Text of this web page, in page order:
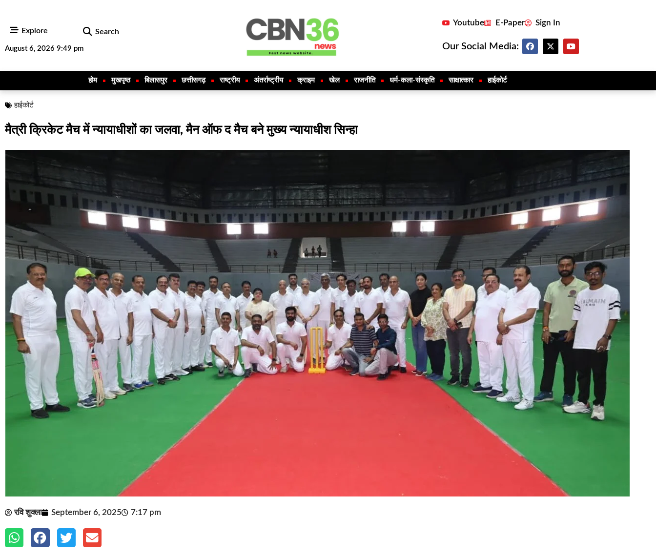
Explore Search
August 6, 2026 9:49 pm
Youtube E-Paper Sign In
Our Social Media:
होम मुखपृष्ठ बिलासपुर छत्तीसगढ़ राष्ट्रीय अंतर्राष्ट्रीय क्राइम खेल राजनीति धर्म-कला-संस्कृति साक्षात्कार हाईकोर्ट
हाईकोर्ट
मैत्री क्रिकेट मैच में न्यायाधीशों का जलवा, मैन ऑफ द मैच बने मुख्य न्यायाधीश सिन्हा
रवि शुक्ला September 6, 2025 7:17 pm